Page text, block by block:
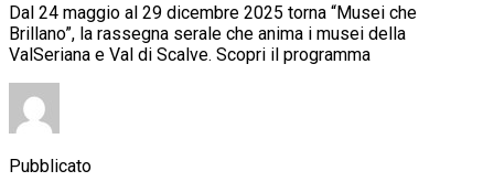
Dal 24 maggio al 29 dicembre 2025 torna “Musei che
Brillano”, la rassegna serale che anima i musei della
ValSeriana e Val di Scalve. Scopri il programma
Pubblicato